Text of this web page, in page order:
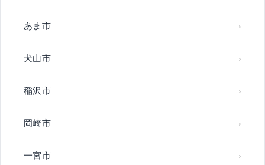
あま市
犬山市
稲沢市
岡崎市
一宮市